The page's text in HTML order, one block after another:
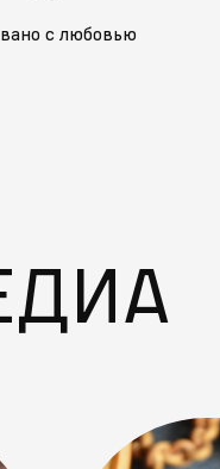
с любовью